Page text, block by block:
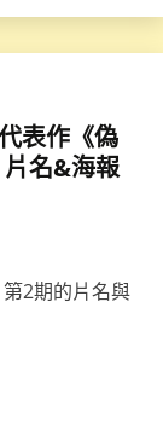
表作《偽
名&海報
2期的片名與